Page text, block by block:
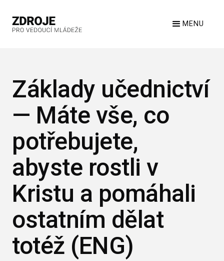
MENU
Základy učednictví
— Máte vše, co
potřebujete,
abyste rostli v
Kristu a pomáhali
ostatním dělat
totéž (ENG)